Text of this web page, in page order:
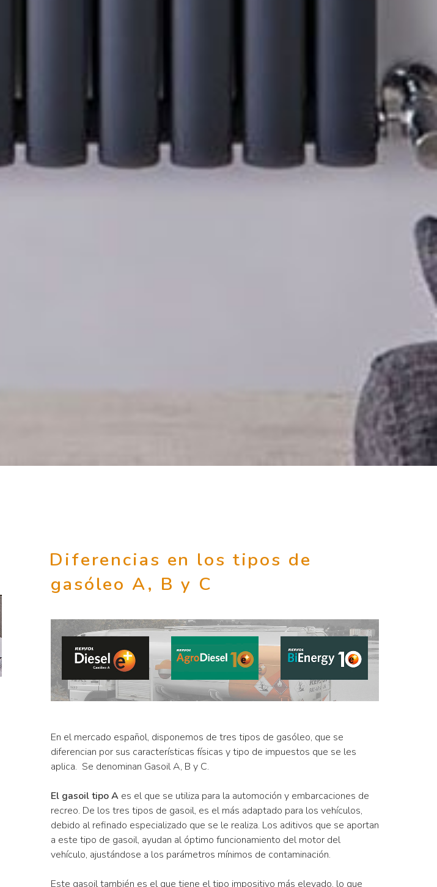
Diferencias en los tipos de
gasóleo A, B y C
En el mercado español, disponemos de tres tipos de gasóleo, que se
diferencian por sus características físicas y tipo de impuestos que se les
aplica. Se denominan Gasoil A, B y C.
El gasoil tipo A es el que se utiliza para la automoción y embarcaciones de
recreo. De los tres tipos de gasoil, es el más adaptado para los vehículos,
debido al refinado especializado que se le realiza. Los aditivos que se aportan
a este tipo de gasoil, ayudan al óptimo funcionamiento del motor del
vehículo, ajustándose a los parámetros mínimos de contaminación.
Este gasoil también es el que tiene el tipo impositivo más elevado, lo que